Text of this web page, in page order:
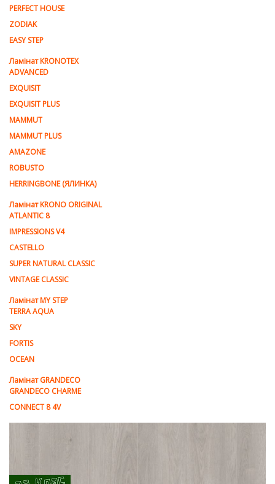
PERFECT HOUSE
ZODIAK
EASY STEP
Ламінат KRONOTEX
ADVANCED
EXQUISIT
EXQUISIT PLUS
MAMMUT
MAMMUT PLUS
AMAZONE
ROBUSTO
HERRINGBONE (ЯЛИНКА)
Ламiнат KRONO ORIGINAL
ATLANTIC 8
IMPRESSIONS V4
CASTELLO
SUPER NATURAL CLASSIC
VINTAGE CLASSIC
Ламінат MY STEP
TERRA AQUA
SKY
FORTIS
OCEAN
Ламінат GRANDECO
GRANDECO CHARME
CONNECT 8 4V